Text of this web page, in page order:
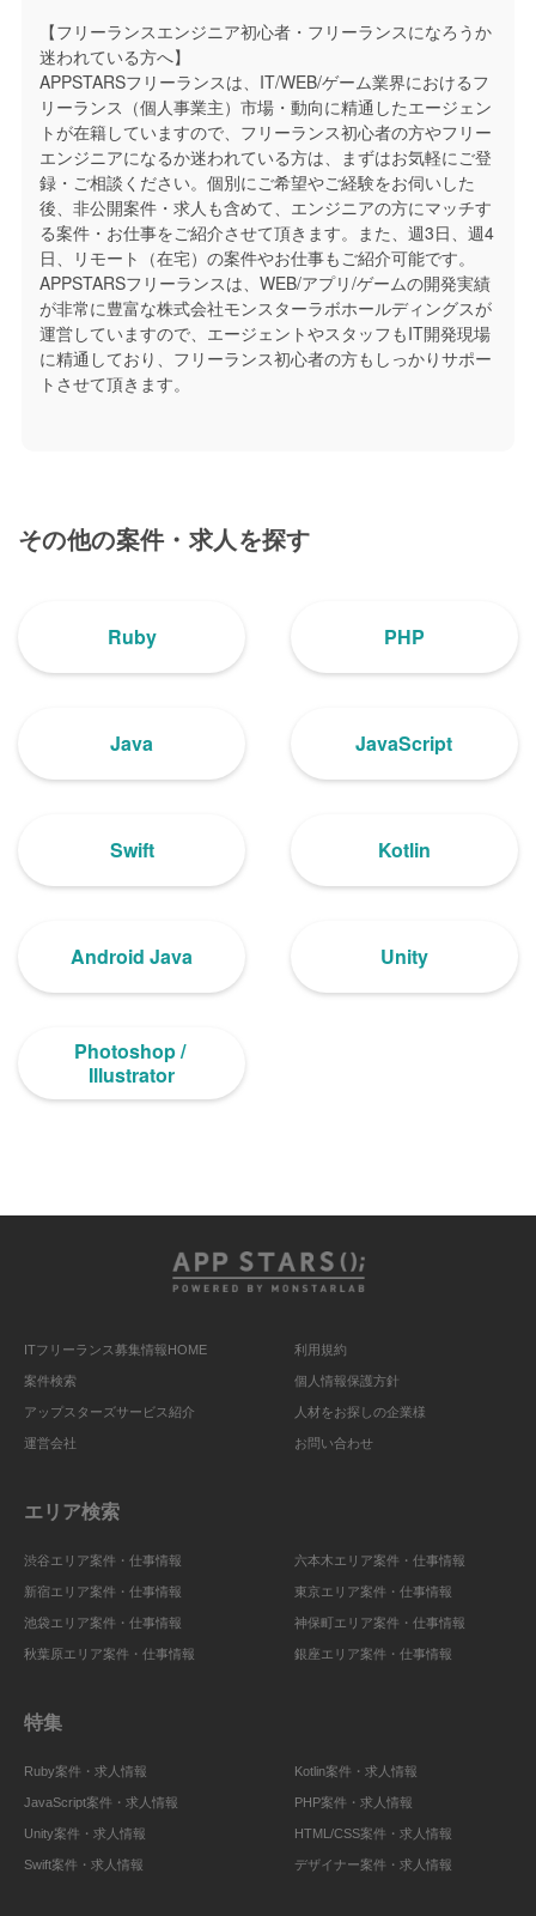
【フリーランスエンジニア初心者・フリーランスになろうか
迷われている方へ】
APPSTARSフリーランスは、IT/WEB/ゲーム業界におけるフ
リーランス（個人事業主）市場・動向に精通したエージェン
トが在籍していますので、フリーランス初心者の方やフリー
エンジニアになるか迷われている方は、まずはお気軽にご登
録・ご相談ください。個別にご希望やご経験をお伺いした
後、非公開案件・求人も含めて、エンジニアの方にマッチす
る案件・お仕事をご紹介させて頂きます。また、週3日、週4
日、リモート（在宅）の案件やお仕事もご紹介可能です。
APPSTARSフリーランスは、WEB/アプリ/ゲームの開発実績
が非常に豊富な株式会社モンスターラボホールディングスが
運営していますので、エージェントやスタッフもIT開発現場
に精通しており、フリーランス初心者の方もしっかりサポー
トさせて頂きます。
その他の案件・求人を探す
Ruby PHP
Java JavaScript
Swift Kotlin
Android Java Unity
Photoshop /
Illustrator
ITフリーランス募集情報HOME
案件検索
アップスターズサービス紹介
運営会社
利用規約
個人情報保護方針
人材をお探しの企業様
お問い合わせ
エリア検索
渋谷エリア案件・仕事情報
新宿エリア案件・仕事情報
池袋エリア案件・仕事情報
秋葉原エリア案件・仕事情報
六本木エリア案件・仕事情報
東京エリア案件・仕事情報
神保町エリア案件・仕事情報
銀座エリア案件・仕事情報
特集
Ruby案件・求人情報
JavaScript案件・求人情報
Unity案件・求人情報
Swift案件・求人情報
Kotlin案件・求人情報
PHP案件・求人情報
HTML/CSS案件・求人情報
デザイナー案件・求人情報